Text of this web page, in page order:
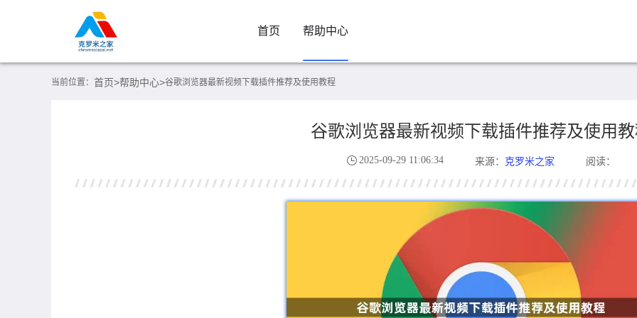
首页 帮助中心
当前位置： 首页>帮助中心>谷歌浏览器最新视频下载插件推荐及使用教程
谷歌浏览器最新视频下载插件推荐及使用
2025-09-29 11:06:34 来源： 克罗米之家 阅读：